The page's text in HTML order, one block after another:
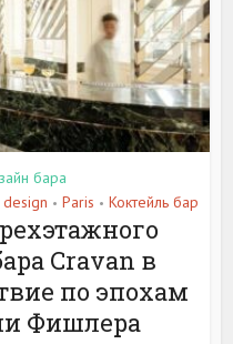
бара
• Paris • Коктейль бар
Cravan в
по эпохам
Фишлера